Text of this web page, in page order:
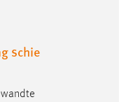
schie